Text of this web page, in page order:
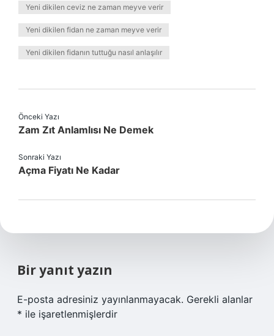
Yeni dikilen ceviz ne zaman meyve verir
Yeni dikilen fidan ne zaman meyve verir
Yeni dikilen fidanın tuttuğu nasıl anlaşılır
Önceki Yazı
Zam Zıt Anlamlısı Ne Demek
Sonraki Yazı
Açma Fiyatı Ne Kadar
Bir yanıt yazın
E-posta adresiniz yayınlanmayacak. Gerekli alanlar
* ile işaretlenmişlerdir